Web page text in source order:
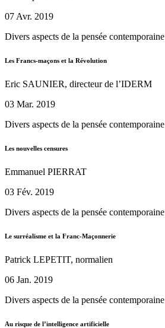
07 Avr. 2019
Divers aspects de la pensée contemporaine
Les Francs-maçons et la Révolution
Eric SAUNIER, directeur de l’IDERM
03 Mar. 2019
Divers aspects de la pensée contemporaine
Les nouvelles censures
Emmanuel PIERRAT
03 Fév. 2019
Divers aspects de la pensée contemporaine
Le surréalisme et la Franc-Maçonnerie
Patrick LEPETIT, normalien
06 Jan. 2019
Divers aspects de la pensée contemporaine
Au risque de l’intelligence artificielle